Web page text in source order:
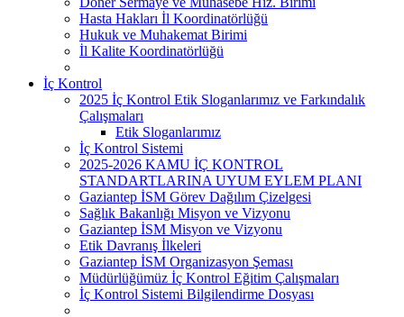
Hasta Hakları İl Koordinatörlüğü
Hukuk ve Muhakemat Birimi
İl Kalite Koordinatörlüğü
İç Kontrol
2025 İç Kontrol Etik Sloganlarımız ve Farkındalık
Çalışmaları
Etik Sloganlarımız
İç Kontrol Sistemi
2025-2026 KAMU İÇ KONTROL
STANDARTLARINA UYUM EYLEM PLANI
Gaziantep İSM Görev Dağılım Çizelgesi
Sağlık Bakanlığı Misyon ve Vizyonu
Gaziantep İSM Misyon ve Vizyonu
Etik Davranış İlkeleri
Gaziantep İSM Organizasyon Şeması
Müdürlüğümüz İç Kontrol Eğitim Çalışmaları
İç Kontrol Sistemi Bilgilendirme Dosyası